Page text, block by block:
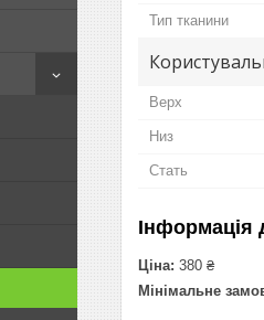
Тип тканини
Верх
Низ
Стать
Інформація
Ціна: 380 ₴
Мінімальне